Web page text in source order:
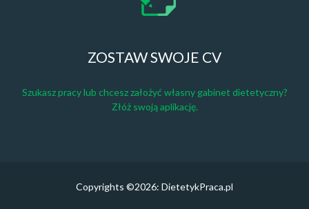
ZOSTAW SWOJE CV
Szukasz pracy lub chcesz założyć własny gabinet dietetyczny?
Złóż swoją aplikację.
Copyrights ©2026: DietetykPraca.pl